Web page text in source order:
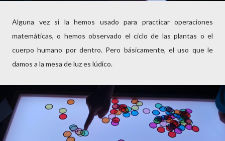
Alguna vez si la hemos usado para practicar operaciones
matemáticas, o hemos observado el ciclo de las plantas o el
cuerpo humano por dentro. Pero básicamente, el uso que le
damos a la mesa de luz es lúdico.